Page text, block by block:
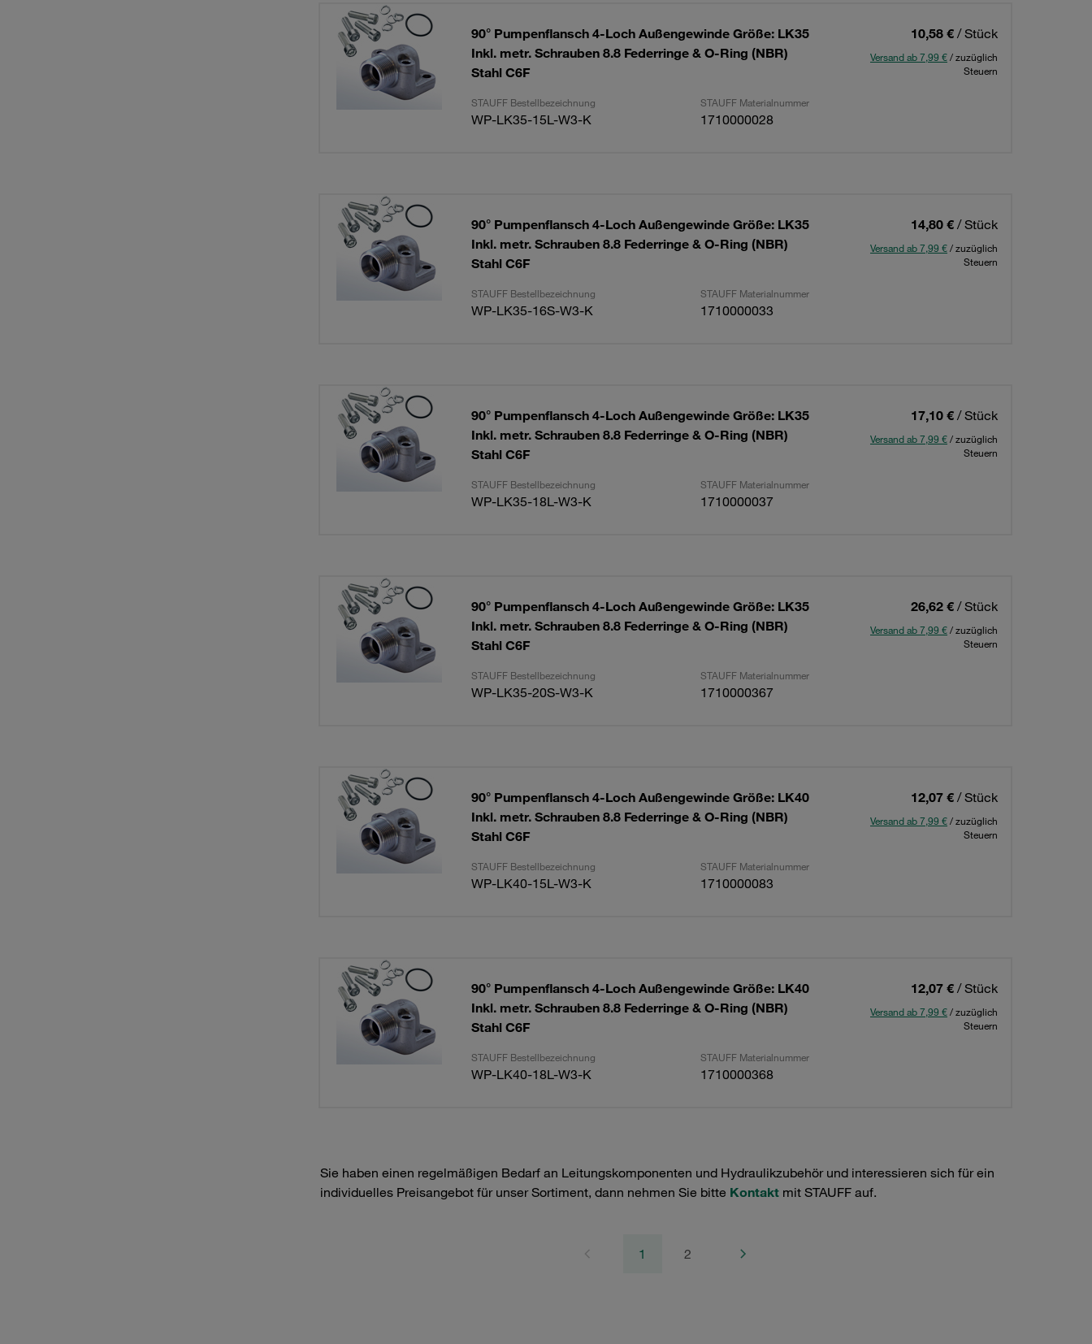
90° Pumpenflansch 4-Loch Außengewinde Größe: LK35
Inkl. metr. Schrauben 8.8 Federringe & O-Ring (NBR)
Stahl C6F
10,58 € / Stück
Versand ab 7,99 €/ zuzüglich
Steuern
STAUFF Bestellbezeichnung STAUFF Materialnummer
WP-LK35-15L-W3-K 1710000028
90° Pumpenflansch 4-Loch Außengewinde Größe: LK35
Inkl. metr. Schrauben 8.8 Federringe & O-Ring (NBR)
Stahl C6F
14,80 € / Stück
Versand ab 7,99 €/ zuzüglich
Steuern
STAUFF Bestellbezeichnung STAUFF Materialnummer
WP-LK35-16S-W3-K 1710000033
90° Pumpenflansch 4-Loch Außengewinde Größe: LK35
Inkl. metr. Schrauben 8.8 Federringe & O-Ring (NBR)
Stahl C6F
17,10 € / Stück
Versand ab 7,99 €/ zuzüglich
Steuern
STAUFF Bestellbezeichnung STAUFF Materialnummer
WP-LK35-18L-W3-K 1710000037
90° Pumpenflansch 4-Loch Außengewinde Größe: LK35
Inkl. metr. Schrauben 8.8 Federringe & O-Ring (NBR)
Stahl C6F
26,62 € / Stück
Versand ab 7,99 €/ zuzüglich
Steuern
STAUFF Bestellbezeichnung STAUFF Materialnummer
WP-LK35-20S-W3-K 1710000367
90° Pumpenflansch 4-Loch Außengewinde Größe: LK40
Inkl. metr. Schrauben 8.8 Federringe & O-Ring (NBR)
Stahl C6F
12,07 € / Stück
Versand ab 7,99 €/ zuzüglich
Steuern
STAUFF Bestellbezeichnung STAUFF Materialnummer
WP-LK40-15L-W3-K 1710000083
90° Pumpenflansch 4-Loch Außengewinde Größe: LK40
Inkl. metr. Schrauben 8.8 Federringe & O-Ring (NBR)
Stahl C6F
12,07 € / Stück
Versand ab 7,99 €/ zuzüglich
Steuern
STAUFF Bestellbezeichnung STAUFF Materialnummer
WP-LK40-18L-W3-K 1710000368
Sie haben einen regelmäßigen Bedarf an Leitungskomponenten und Hydraulikzubehör und interessieren sich für ein
individuelles Preisangebot für unser Sortiment, dann nehmen Sie bitte Kontaktmit STAUFF auf.
1 2